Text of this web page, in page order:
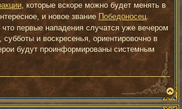
, которые вскоре можно будет менять в
и новое званиеПобедоносец.
первые нападения случатся уже вечером
и воскресенья, ориентировочно в
будут проинформированы системным
В
е
р